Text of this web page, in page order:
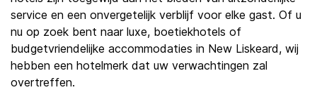
service en een onvergetelijk verblijf voor elke gast. Of u
nu op zoek bent naar luxe, boetiekhotels of
budgetvriendelijke accommodaties in New Liskeard, wij
hebben een hotelmerk dat uw verwachtingen zal
overtreffen.